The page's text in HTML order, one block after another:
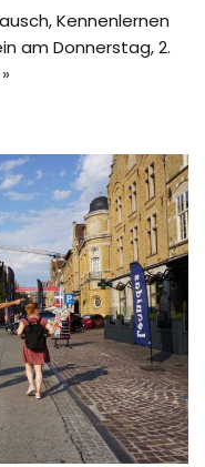
Kennenlernen
am Donnerstag, 2.